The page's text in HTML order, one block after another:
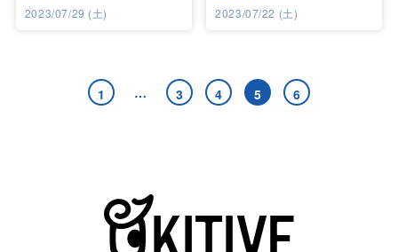
2023/07/29 (土) 2023/07/22 (土)
1 … 3 4 5 6